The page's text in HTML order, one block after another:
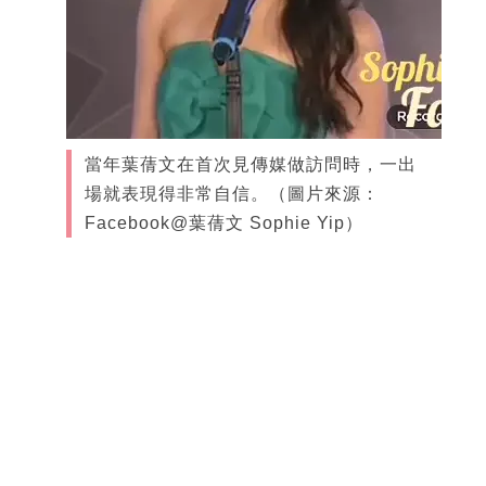
當年葉蒨文在首次見傳媒做訪問時，一出
場就表現得非常自信。（圖片來源：
Facebook@葉蒨文 Sophie Yip）